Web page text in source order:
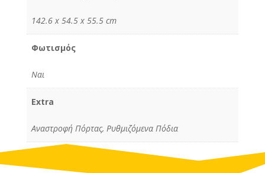
142.6 x 54.5 x 55.5 cm
Φωτισμός
Ναι
Extra
Αναστροφή Πόρτας, Ρυθμιζόμενα Πόδια